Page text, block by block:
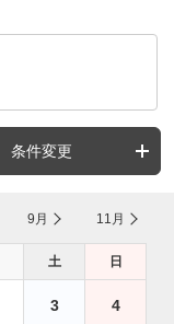
条件変更
9月 11月
土 日
3 4